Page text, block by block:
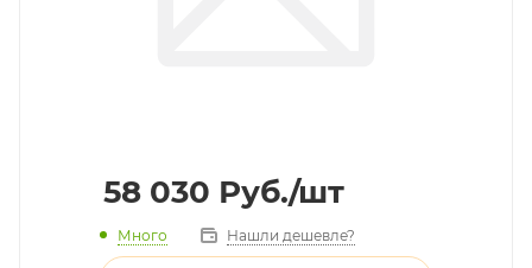
58 030 Руб./шт
Много Нашли дешевле?